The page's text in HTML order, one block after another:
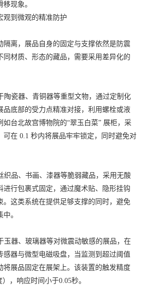
现象。
观到微观的精准防护
隔离，展品自身的固定与支撑依然是防震
同材质、形态的藏品，需要采用差异化的
陶瓷器、青铜器等重型文物，通过定制化
品底部的受力点精准对接，利用螺栓或液
如台北故宫博物院的“翠玉白菜” 展柜，采
可在 0.1 秒内将展品牢牢锁定，同时避免对
织品、书画、漆器等脆弱藏品，采用无酸
进行包裹式固定，通过魔术贴、隐形挂钩
。这类系统在提供足够支撑的同时，避免
。
玉器、玻璃器等对微震动敏感的展品，在
感器与微型电磁吸盘，当监测到超过阈值
将展品固定在展架上。该装置的触发精度
，响应时间小于0.05秒。